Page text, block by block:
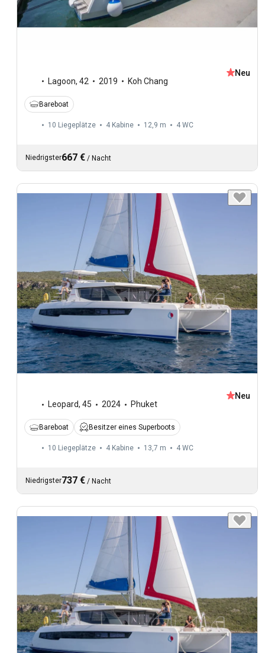
Lagoon, 42 2019 Koh Chang
Neu
Bareboat
10 Liegeplätze 4 Kabine 12,9 m 4 WC
Niedrigster667 € / Nacht
Leopard, 45 2024 Phuket
Neu
Bareboat Besitzer eines Superboots
10 Liegeplätze 4 Kabine 13,7 m 4 WC
Niedrigster737 € / Nacht